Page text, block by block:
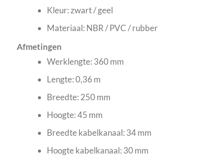
Kleur: zwart / geel
Materiaal: NBR / PVC / rubber
Afmetingen
Werklengte: 360 mm
Lengte: 0,36 m
Breedte: 250 mm
Hoogte: 45 mm
Breedte kabelkanaal: 34 mm
Hoogte kabelkanaal: 30 mm